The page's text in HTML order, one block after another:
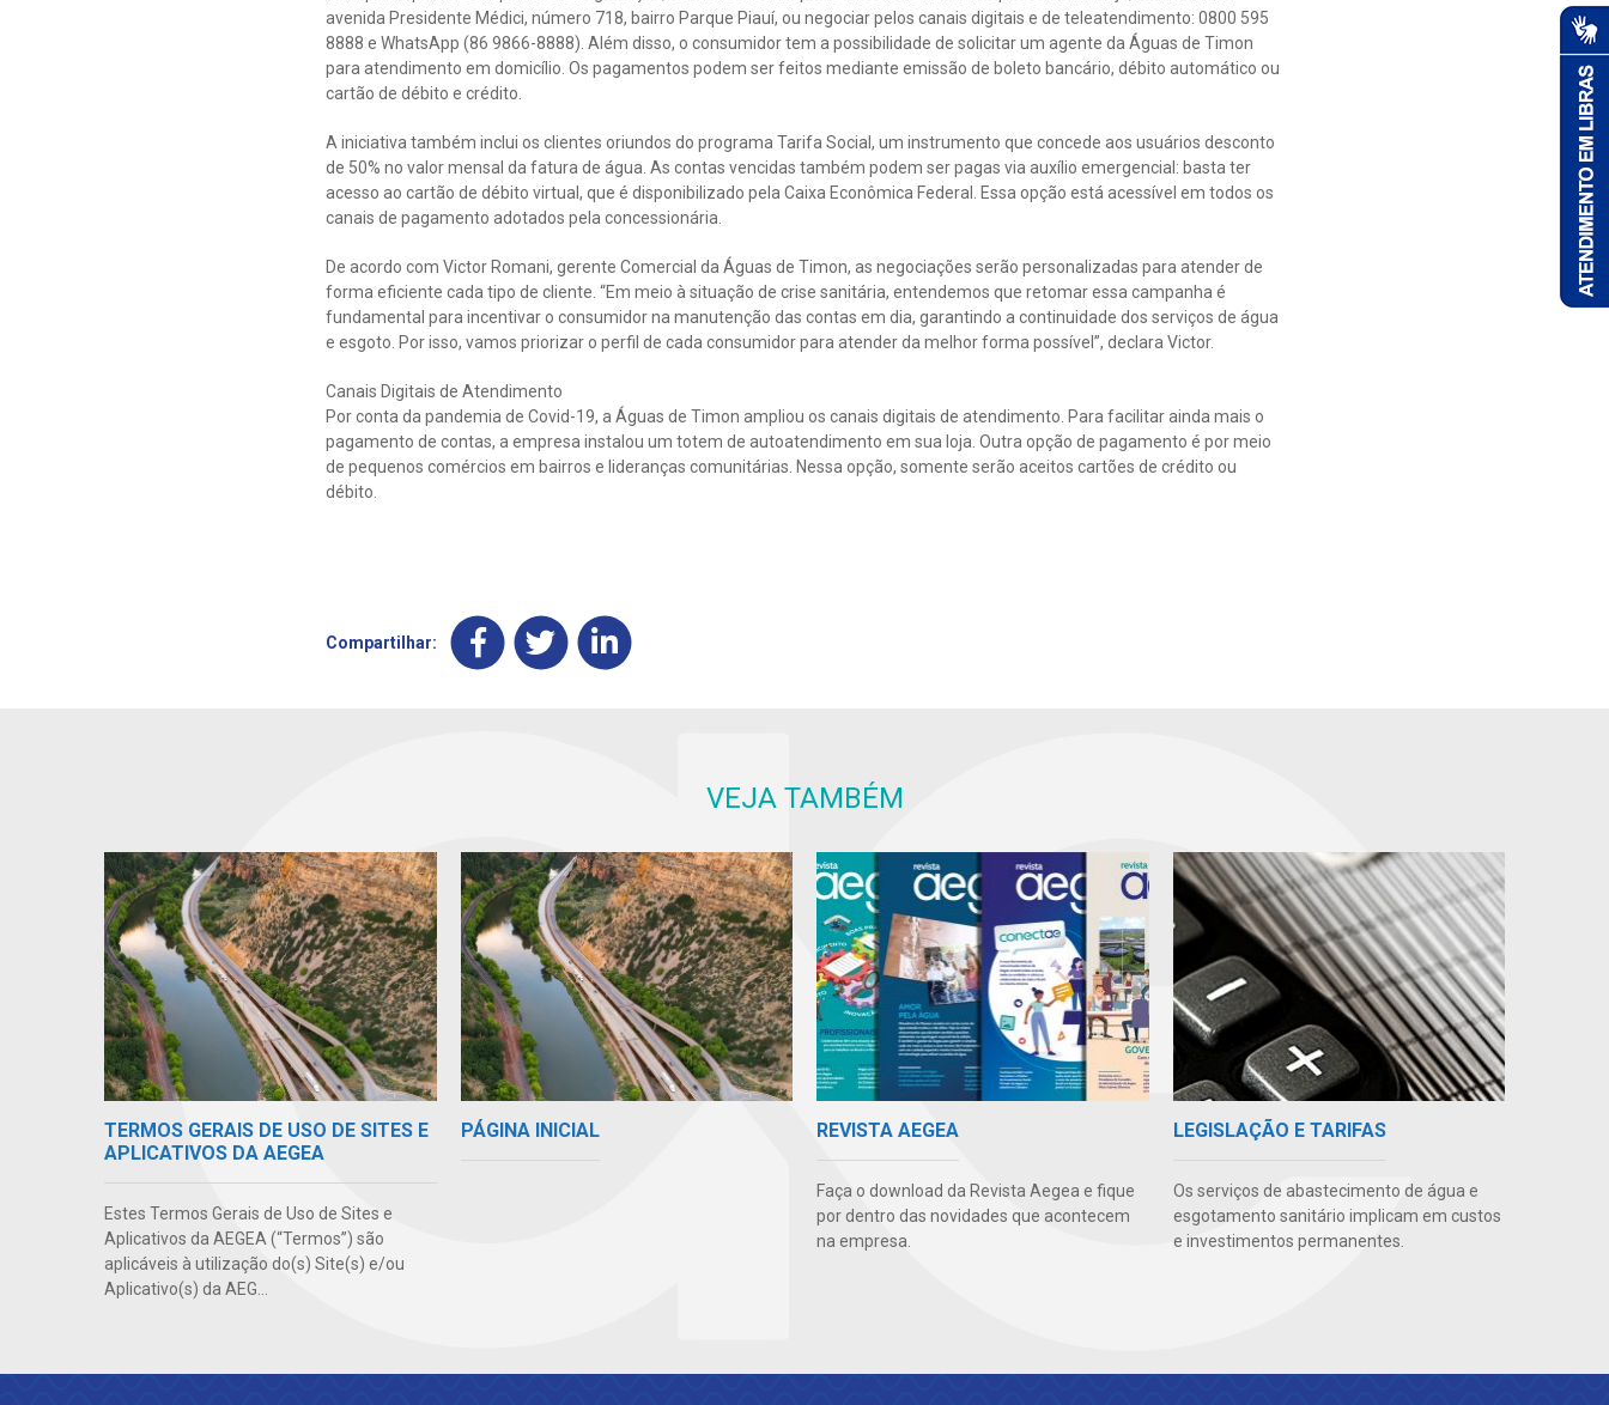
avenida Presidente Médici, número 718, bairro Parque Piauí, ou negociar pelos canais digitais e de teleatendimento: 0800 595
8888 e WhatsApp (86 9866-8888). Além disso, o consumidor tem a possibilidade de solicitar um agente da Águas de Timon
para atendimento em domicílio. Os pagamentos podem ser feitos mediante emissão de boleto bancário, débito automático ou
cartão de débito e crédito.
A iniciativa também inclui os clientes oriundos do programa Tarifa Social, um instrumento que concede aos usuários desconto
de 50% no valor mensal da fatura de água. As contas vencidas também podem ser pagas via auxílio emergencial: basta ter
acesso ao cartão de débito virtual, que é disponibilizado pela Caixa Econômica Federal. Essa opção está acessível em todos os
canais de pagamento adotados pela concessionária.
De acordo com Victor Romani, gerente Comercial da Águas de Timon, as negociações serão personalizadas para atender de
forma eficiente cada tipo de cliente. “Em meio à situação de crise sanitária, entendemos que retomar essa campanha é
fundamental para incentivar o consumidor na manutenção das contas em dia, garantindo a continuidade dos serviços de água
e esgoto. Por isso, vamos priorizar o perfil de cada consumidor para atender da melhor forma possível”, declara Victor.
Canais Digitais de Atendimento
Por conta da pandemia de Covid-19, a Águas de Timon ampliou os canais digitais de atendimento. Para facilitar ainda mais o
pagamento de contas, a empresa instalou um totem de autoatendimento em sua loja. Outra opção de pagamento é por meio
de pequenos comércios em bairros e lideranças comunitárias. Nessa opção, somente serão aceitos cartões de crédito ou
débito.
Compartilhar:
VEJA TAMBÉM
TERMOS GERAIS DE USO DE SITES E
APLICATIVOS DA AEGEA
Estes Termos Gerais de Uso de Sites e
Aplicativos da AEGEA (“Termos”) são
aplicáveis à utilização do(s) Site(s) e/ou
Aplicativo(s) da AEG...
PÁGINA INICIAL REVISTA AEGEA
Faça o download da Revista Aegea e fique
por dentro das novidades que acontecem
na empresa.
LEGISLAÇÃO E TARIFAS
Os serviços de abastecimento de água e
esgotamento sanitário implicam em custos
e investimentos permanentes.